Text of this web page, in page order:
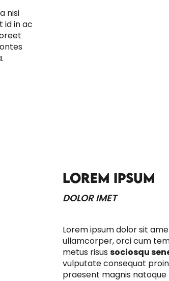
nisi
id in ac
LOREM IPSUM
DOLOR IMET
Lorem ipsum dolor sit
ullamcorper, orci cum
metus risus sociosqu
vulputate consequat
praesent magnis natoque